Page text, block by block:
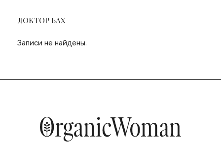
ДОКТОР БАХ
Записи не найдены.